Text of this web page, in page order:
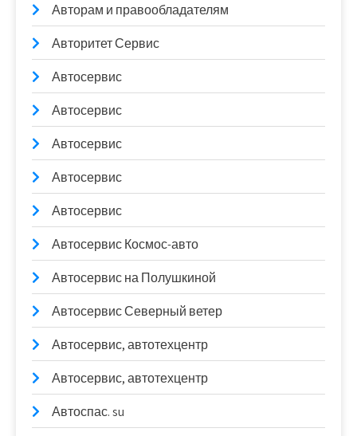
Авторам и правообладателям
Авторитет Сервис
Автосервис
Автосервис
Автосервис
Автосервис
Автосервис
Автосервис Космос-авто
Автосервис на Полушкиной
Автосервис Северный ветер
Автосервис, автотехцентр
Автосервис, автотехцентр
Автоспас. su